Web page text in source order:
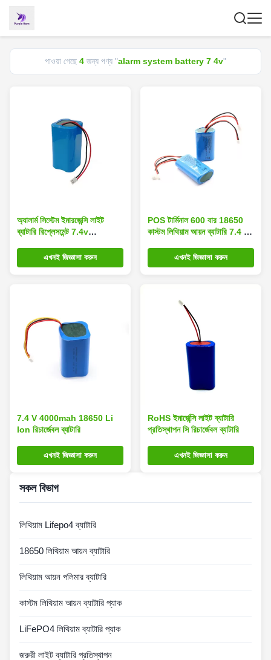
পাওয়া গেছে 4 জন্য পণ্য "alarm system battery 7 4v"
অ্যালার্ম সিস্টেম ইমারজেন্সি লাইট
ব্যাটারি রিপ্লেসমেন্ট 7.4v
এখনই জিজ্ঞাসা করুন
POS টার্মিনাল 600 বার 18650
কাস্টম লিথিয়াম আয়ন ব্যাটারি 7.4 V
এখনই জিজ্ঞাসা করুন
7.4 V 4000mah 18650 Li
Ion রিচার্জেবল ব্যাটারি
এখনই জিজ্ঞাসা করুন
RoHS ইমার্জেন্সি লাইট ব্যাটারি
প্রতিস্থাপন সি রিচার্জেবল ব্যাটারি
এখনই জিজ্ঞাসা করুন
সকল বিভাগ
লিথিয়াম Lifepo4 ব্যাটারি
18650 লিথিয়াম আয়ন ব্যাটারি
লিথিয়াম আয়ন পলিমার ব্যাটারি
কাস্টম লিথিয়াম আয়ন ব্যাটারি প্যাক
LiFePO4 লিথিয়াম ব্যাটারি প্যাক
জরুরী লাইট ব্যাটারি প্রতিস্থাপন